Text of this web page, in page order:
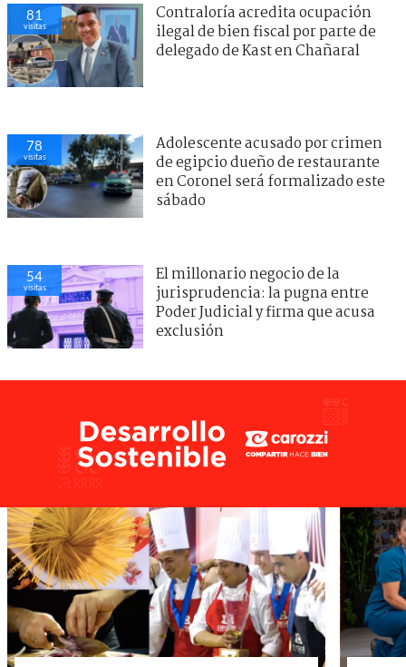
81
visitas
Contraloría acredita ocupación
ilegal de bien fiscal por parte de
delegado de Kast en Chañaral
78
visitas
Adolescente acusado por crimen
de egipcio dueño de restaurante
en Coronel será formalizado este
sábado
54
visitas
El millonario negocio de la
jurisprudencia: la pugna entre
Poder Judicial y firma que acusa
exclusión